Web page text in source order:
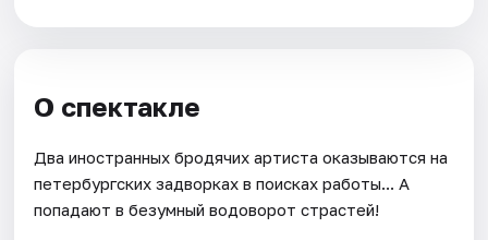
О спектакле
Два иностранных бродячих артиста оказываются на
петербургских задворках в поисках работы... А
попадают в безумный водоворот страстей!